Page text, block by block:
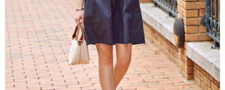
３．未成年的使用者請事先徵得法定代理人或監護人之同意方可使用
「AFTEE先享後付」，若未經同意申辦者引起之損失，本公司不負相關責
任。
４．使用「AFTEE先享後付」時，將依據個別帳號之用戶狀況，依本公司即
時審查核予不同之上限額度；若仍有額度不足之情形，本公司將視審查結果
請求用戶進行身份認證。
５．嚴禁一人註冊多個帳號或使用他人資訊註冊。若發現惡意使用之情形，
恩沛科技股份有限公司將有權停止該用戶之使用額度並採取法律行動。